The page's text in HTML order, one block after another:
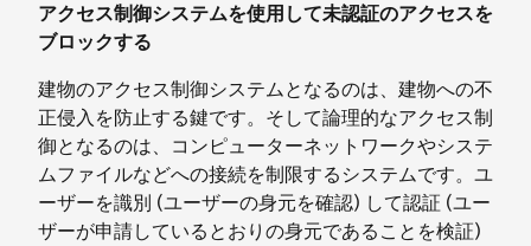
アクセス制御システムを使用して未認証のアクセスを
ブロックする
建物のアクセス制御システムとなるのは、建物への不
正侵入を防止する鍵です。そして論理的なアクセス制
御となるのは、コンピューターネットワークやシステ
ムファイルなどへの接続を制限するシステムです。ユ
ーザーを識別 (ユーザーの身元を確認) して認証 (ユー
ザーが申請しているとおりの身元であることを検証)